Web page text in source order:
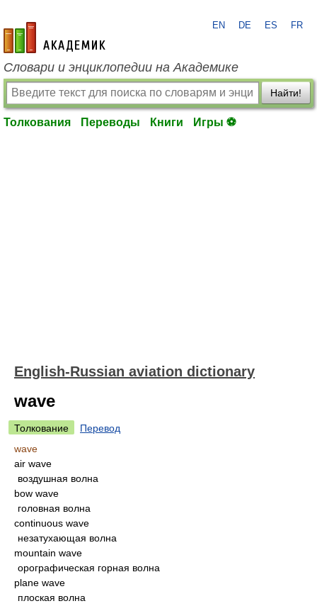
academic.ru
EN DE ES FR
Словари и энциклопедии на Академике
Найти!
Толкования Переводы Книги Игры ⚽
English-Russian aviation dictionary
wave
Толкование
Перевод
wave
air wave
воздушная волна
bow wave
головная волна
continuous wave
незатухающая волна
mountain wave
орографическая горная волна
plane wave
плоская волна